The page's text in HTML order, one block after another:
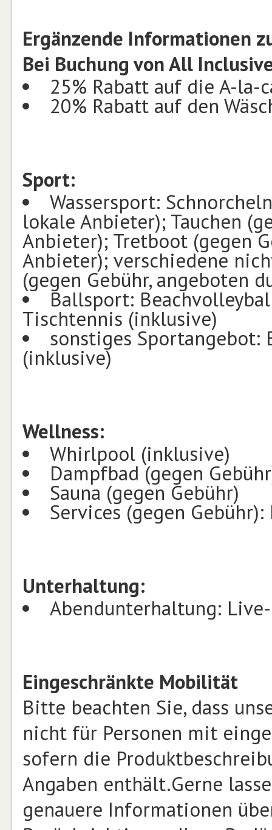
Ergänzende Informationen
Bei Buchung von All
25% Rabatt auf die A-la-
20% Rabatt auf den
Sport:
Wassersport:
lokale Anbieter); Tauchen
Anbieter); Tretboot (gegen
Anbieter); verschiedene
(gegen Gebühr, angeboten
Ballsport:
Tischtennis (inklusive)
sonstiges Sportangebot:
(inklusive)
Wellness:
Whirlpool (inklusive)
Dampfbad (gegen
Sauna (gegen Gebühr)
Services (gegen Gebühr):
Unterhaltung:
Abendunterhaltung:
Eingeschränkte Mobilität
Bitte beachten Sie, dass
nicht für Personen mit
sofern die
Angaben enthält.Gerne
genauere Informationen